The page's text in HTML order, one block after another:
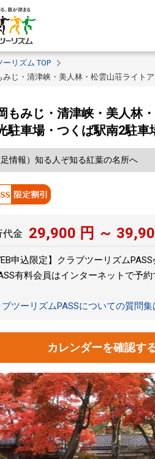
ーリズム TOP
みじ・清津峡・美人林・松雲山荘ライ
岡もみじ・清津峡・美人
駐車場・つくば駅南2駐車
足情報）知る人ぞ知る紅葉の名所へ
代金 29,900 円 ～
申込限定】クラブツーリズム
有料会員はインターネットで予
ブツーリズムPASSについての質問集
カレンダーを確認す